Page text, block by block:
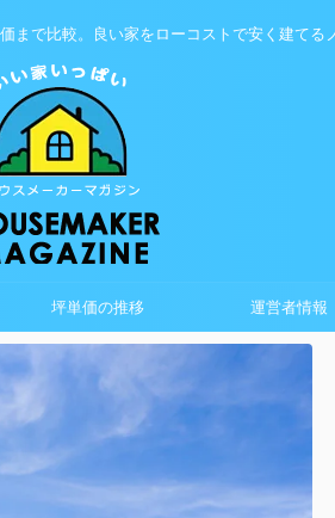
まで比較。良い家をローコストで安く建てる
坪単価の推移 運営者情報